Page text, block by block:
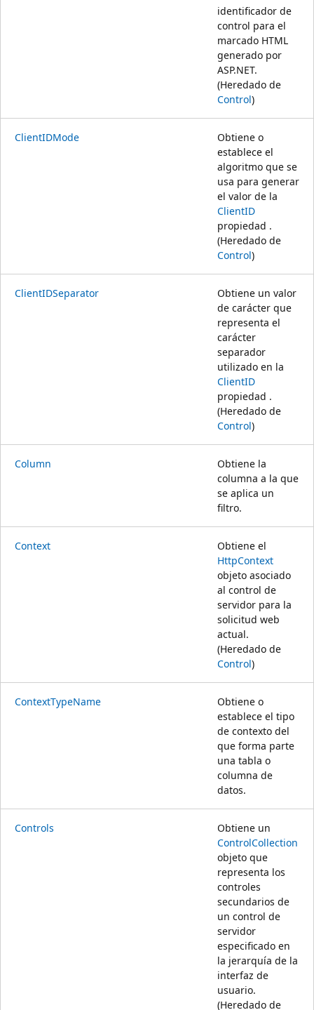
identificador de
control para el
marcado HTML
generado por
ASP.NET.
(Heredado de
Control)
ClientIDMode
Obtiene o
establece el
algoritmo que se
usa para generar
el valor de la
ClientID
propiedad .
(Heredado de
Control)
ClientIDSeparator
Obtiene un valor
de carácter que
representa el
carácter
separador
utilizado en la
ClientID
propiedad .
(Heredado de
Control)
Column
Obtiene la
columna a la que
se aplica un
filtro.
Context
Obtiene el
HttpContext
objeto asociado
al control de
servidor para la
solicitud web
actual.
(Heredado de
Control)
ContextTypeName
Obtiene o
establece el tipo
de contexto del
que forma parte
una tabla o
columna de
datos.
Controls
Obtiene un
ControlCollection
objeto que
representa los
controles
secundarios de
un control de
servidor
especificado en
la jerarquía de la
interfaz de
usuario.
(Heredado de